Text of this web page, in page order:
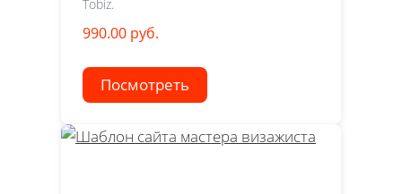
Tobiz.
990.00 руб.
Посмотреть